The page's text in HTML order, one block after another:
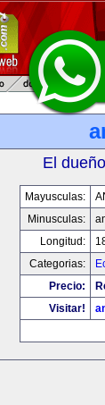
El
Mayusculas:
Minusculas:
Longitud:
Categorias:
Precio:
Visitar!